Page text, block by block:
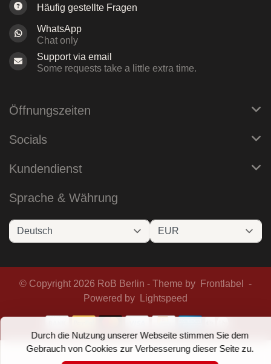
Durch die Nutzung unserer Webseite stimmen Sie dem
Gebrauch von Cookies zur Verbesserung dieser Seite zu.
Häufig gestellte Fragen
WhatsApp
Chat only
Support via email
Some requests take a little extra time.
Öffnungszeiten
Socials
Kundendienst
Sprache & Währung
© Copyright 2026 RoB Berlin - Theme by Frontlabel
-
Powered by
Lightspeed